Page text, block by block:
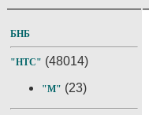
БНБ
"НТС" (48014)
"M" (23)